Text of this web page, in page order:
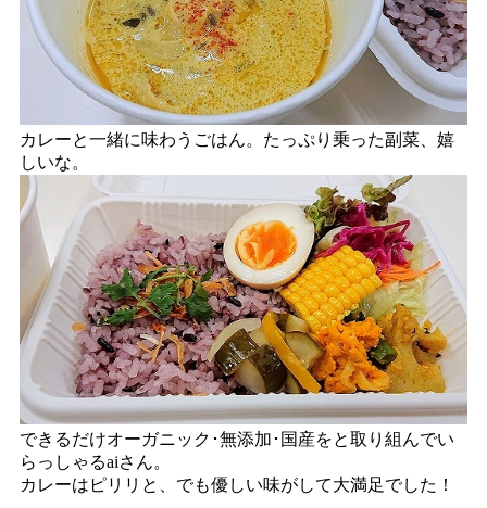
カレーと一緒に味わうごはん。たっぷり乗った副菜、嬉
しいな。
できるだけオーガニック･無添加･国産をと取り組んでい
らっしゃるaiさん。
カレーはピリリと、でも優しい味がして大満足でした！